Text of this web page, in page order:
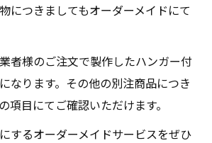
につきましてもオーダーメイドにて
者様のご注文で製作したハンガー付
なります。その他の別注商品につき
項目にてご確認いただけます。
するオーダーメイドサービスをぜひ